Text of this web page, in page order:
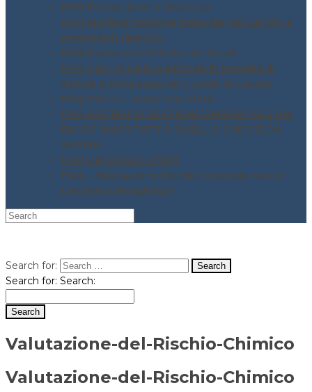
FAQ Formazione a Distanza
FAQ Movimentazione manuale dei carichi e
movimenti ripetitivi
FAQ Radiazioni Ottiche Artificiali
FAQ TESTO UNICO 81/2028 in materia di
Salute e Sicurezza nei Luoghi di Lavoro
FAQ Stress Lavoro Correlato
FAQ SISTEMI DI GESTIONE AMBIENTALE UNI
EN ISO 14001 TUTTO QUELLO CHE C’È DA
SAPERE
FAQ UNI EN ISO 37001
FAQ – Valutazione Rischio incendio nuovo
Decreto DM 03/06/21
Search for:
Search for: Search:
Valutazione-del-Rischio-Chimico
Valutazione-del-Rischio-Chimico